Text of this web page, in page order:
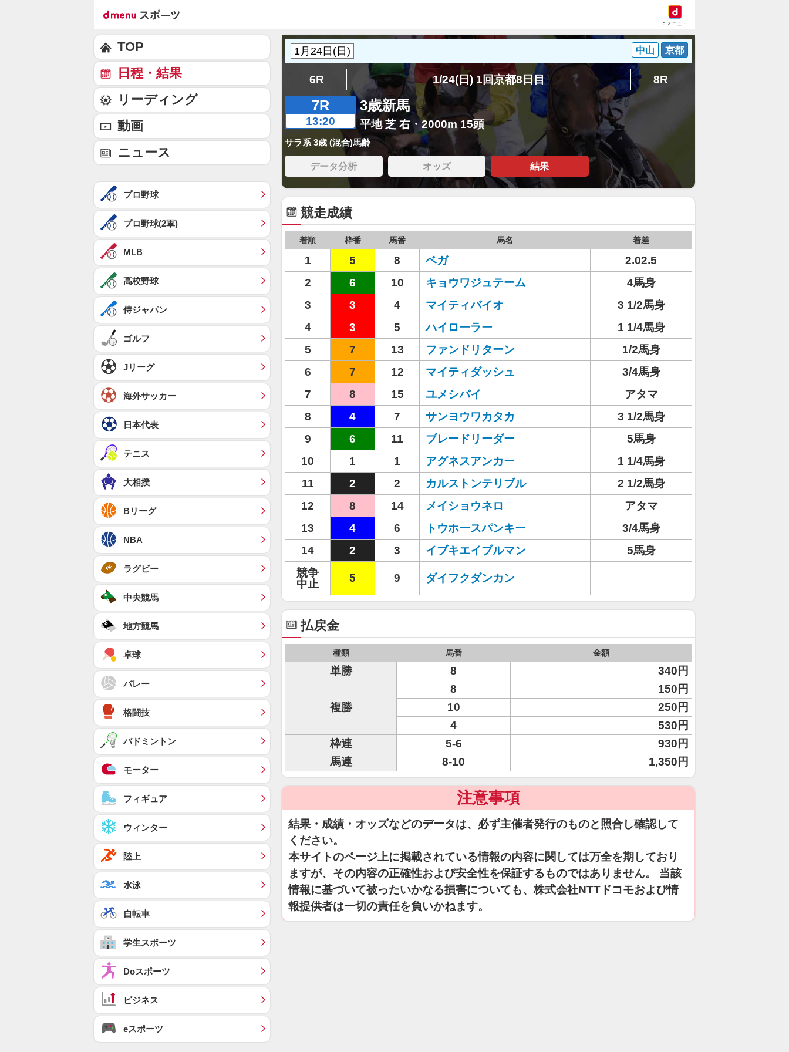
dメニュー
中山 京都
6R 1/24(日) 1回京都8日目 8R
7R
13:20
3歳新馬
平地 芝 右・2000m 15頭
サラ系 3歳 (混合)馬齢
データ分析 オッズ 結果
競走成績
着順 枠番 馬番 馬名 着差
1 5 8 ベガ
2.02.5
2
6 10 キョウワジュテーム
4馬身
3
3 4 マイティバイオ
3 1/2馬身
4
3 5 ハイローラー
1 1/4馬身
5
7 13 ファンドリターン
1/2馬身
6
7 12 マイティダッシュ
3/4馬身
7
8 15 ユメシバイ
アタマ
8
4 7 サンヨウワカタカ
3 1/2馬身
9
6 11 ブレードリーダー
5馬身
10
1 1 アグネスアンカー
1 1/4馬身
11
2 2 カルストンテリブル
2 1/2馬身
12
8 14 メイショウネロ
アタマ
13
4 6 トウホースパンキー
3/4馬身
14
2 3 イブキエイブルマン
5馬身
競争
中止
5 9 ダイフクダンカン
払戻金
種類 馬番 金額
単勝 8 340円
複勝
8
150円
10
250円
4
530円
枠連
5-6
930円
馬連
8-10 1,350円
注意事項
結果・成績・オッズなどのデータは、必ず主催者発行のものと照合し確認して
ください。
本サイトのページ上に掲載されている情報の内容に関しては万全を期しており
ますが、その内容の正確性および安全性を保証するものではありません。 当該
情報に基づいて被ったいかなる損害についても、株式会社NTTドコモおよび情
報提供者は一切の責任を負いかねます。
TOP
日程・結果
リーディング
動画
ニュース
プロ野球
プロ野球(2軍)
MLB
高校野球
侍ジャパン
ゴルフ
Jリーグ
海外サッカー
日本代表
テニス
大相撲
Bリーグ
NBA
ラグビー
中央競馬
地方競馬
卓球
バレー
格闘技
バドミントン
モーター
フィギュア
ウィンター
陸上
水泳
自転車
学生スポーツ
Doスポーツ
ビジネス
eスポーツ